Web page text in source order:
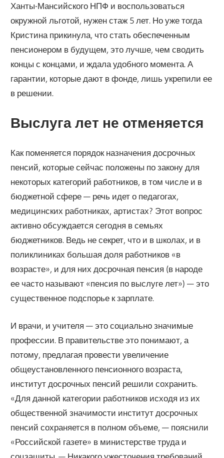
Ханты-Мансийского НПФ и воспользоваться
окружной льготой, нужен стаж 5 лет. Но уже тогда
Кристина прикинула, что стать обеспеченным
пенсионером в будущем, это лучше, чем сводить
концы с концами, и ждала удобного момента. А
гарантии, которые дают в фонде, лишь укрепили ее
в решении.
Выслуга лет не отменяется
Как поменяется порядок назначения досрочных
пенсий, которые сейчас положены по закону для
некоторых категорий работников, в том числе и в
бюджетной сфере — речь идет о педагогах,
медицинских работниках, артистах? Этот вопрос
активно обсуждается сегодня в семьях
бюджетников. Ведь не секрет, что и в школах, и в
поликлиниках большая доля работников «в
возрасте», и для них досрочная пенсия (в народе
ее часто называют «пенсия по выслуге лет») — это
существенное подспорье к зарплате.
И врачи, и учителя — это социально значимые
профессии. В правительстве это понимают, а
потому, предлагая провести увеличение
общеустановленного пенсионного возраста,
институт досрочных пенсий решили сохранить.
«Для данной категории работников исходя из их
общественной значимости институт досрочных
пенсий сохраняется в полном объеме, — пояснили
«Российской газете» в министерстве труда и